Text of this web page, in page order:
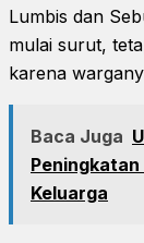
Lumbis dan
mulai surut,
karena
Baca Juga
Keluarga